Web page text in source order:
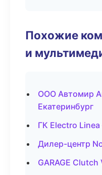
Похожие
и
ООО Автомир
Екатеринбург
ГК Electro
Дилер-центр
GARAGE